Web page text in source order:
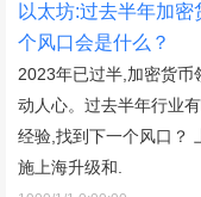
以太坊:过去半年加
个风口会是什么？
2023年已过半,加密货币
动人心。过去半年行业
经验,找到下一个风口
施上海升级和.